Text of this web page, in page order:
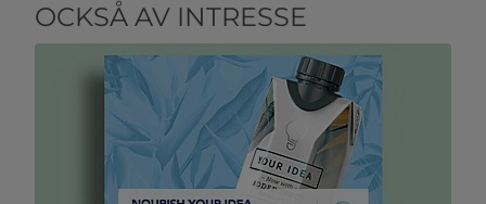
OCKSÅ AV INTRESSE